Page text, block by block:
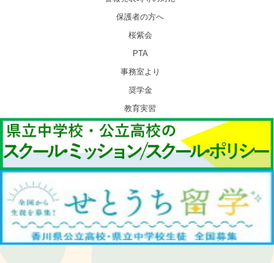
保護者の方へ
桜紫会
PTA
事務室より
奨学金
教育実習